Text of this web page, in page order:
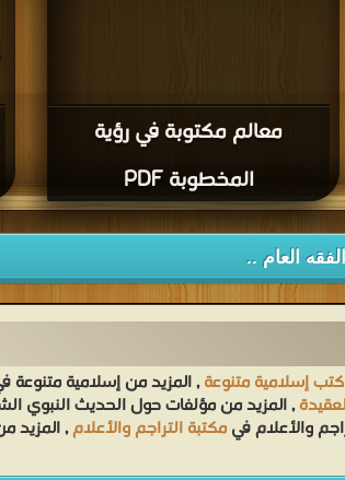
معالم مكتوبة في رؤية
المخطوبة PDF
العام ..
إسلامية متنوعة, المزيد من إسلامية متنوعة
, المزيد من مؤلفات حول الحديث النبوي
والأعلام فيمكتبة التراجم والأعلام, المزيد